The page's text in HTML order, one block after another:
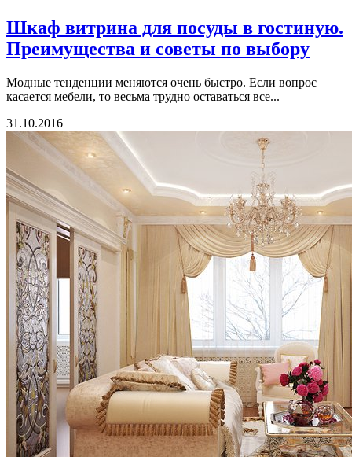
Шкаф витрина для посуды в гостиную.
Преимущества и советы по выбору
Модные тенденции меняются очень быстро. Если вопрос
касается мебели, то весьма трудно оставаться все...
31.10.2016